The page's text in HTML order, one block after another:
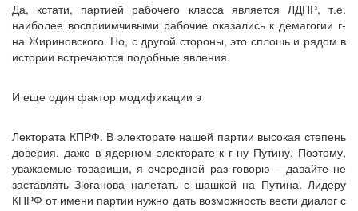
Да, кстати, партией рабочего класса является ЛДПР, т.е.
наиболее восприимчивыми рабочие оказались к демагогии г-
на Жириновского. Но, с другой стороны, это сплошь и рядом в
истории встречаются подобные явления.
И еще один фактор модификации э
Лектората КПРФ. В электорате нашей партии высокая степень
доверия, даже в ядерном электорате к г-ну Путину. Поэтому,
уважаемые товарищи, я очередной раз говорю – давайте не
заставлять Зюганова налетать с шашкой на Путина. Лидеру
КПРФ от имени партии нужно дать возможность вести диалог с